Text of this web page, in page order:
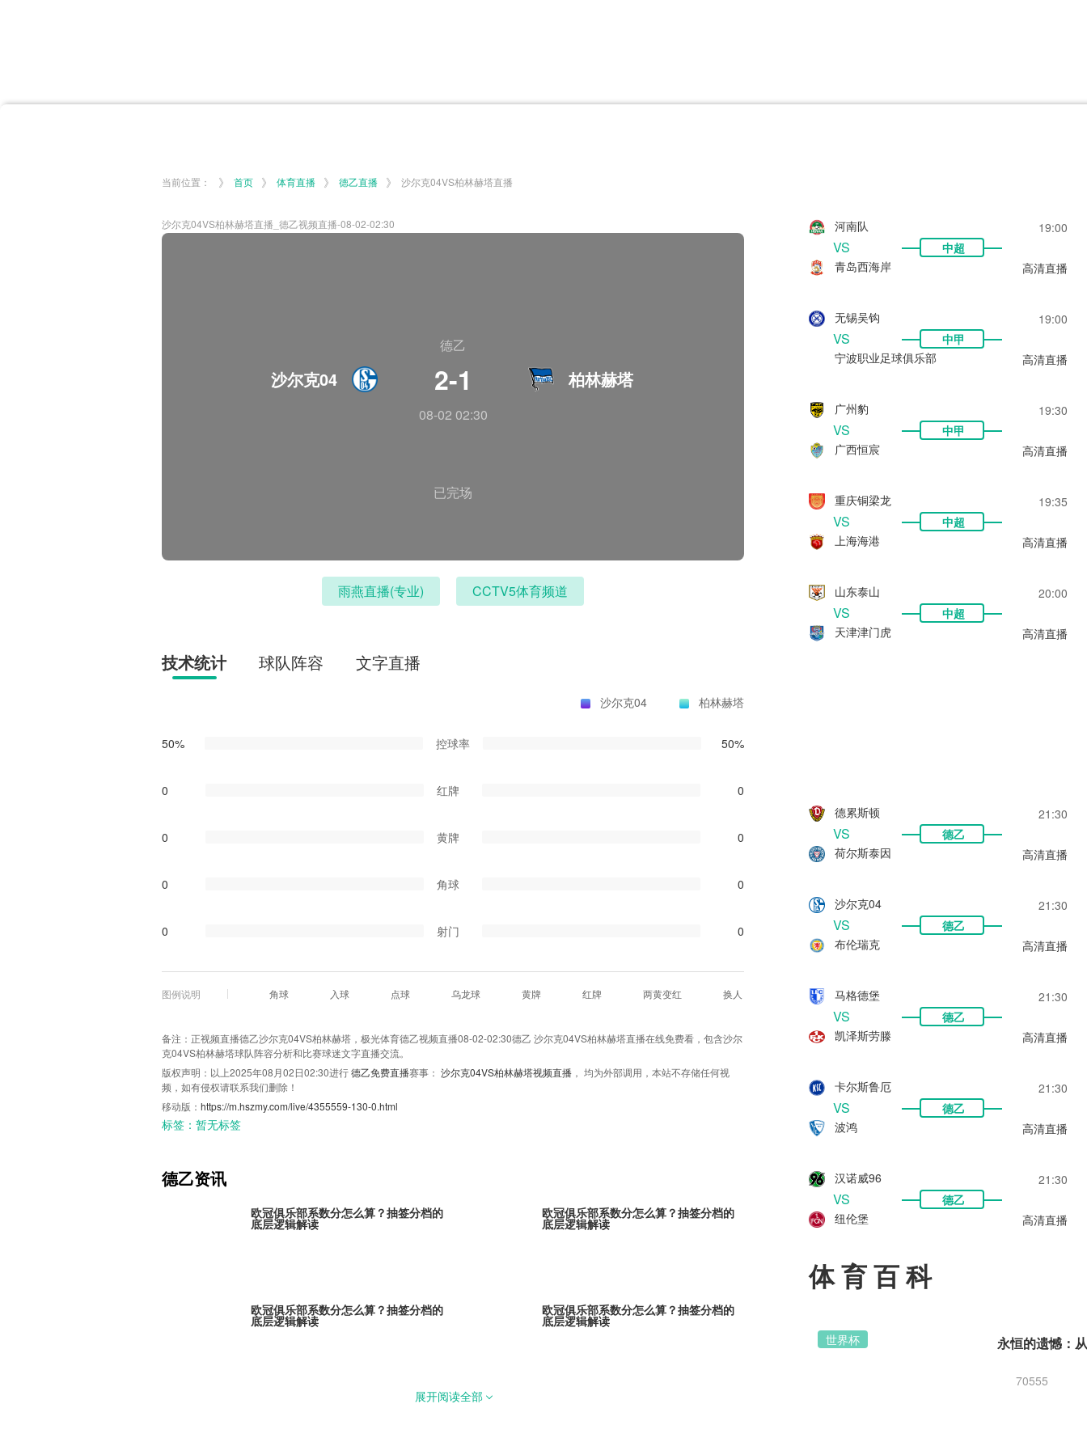
英超
德甲 西甲 法甲 美洲杯 韩K联 NBA 欧联杯 巴西甲
瑞典超
当前位置： 》 首页 》 体育直播 》 德乙直播 》 沙尔克04VS柏林赫塔直播
沙尔克04VS柏林赫塔直播_德乙视频直播-08-02-02:30
德乙
沙尔克04 2-1 柏林赫塔
08-02 02:30
已完场
雨燕直播(专业) CCTV5体育频道
技术统计 球队阵容 文字直播
沙尔克04 柏林赫塔
50% 控球率 50%
0 红牌 0
0 黄牌 0
0 角球 0
0 射门 0
图例说明 角球 入球 点球 乌龙球 黄牌 红牌 两黄变红 换人
备注：正视频直播德乙沙尔克04VS柏林赫塔，极光体育德乙视频直播08-02-02:30德乙 沙尔克04VS柏林赫塔直播在线免费看，包含沙尔
克04VS柏林赫塔球队阵容分析和比赛球迷文字直播交流。
版权声明：以上2025年08月02日02:30进行德乙免费直播赛事： 沙尔克04VS柏林赫塔视频直播 ， 均为外部调用，本站不存储任何视
频，如有侵权请联系我们删除！
移动版： https://m.hszmy.com/live/4355559-130-0.html
标签： 暂无标签
德乙资讯
欧冠俱乐部系数分怎么算？抽签分档的
底层逻辑解读
欧冠俱乐部系数分怎么算？抽签分档的
底层逻辑解读
欧冠俱乐部系数分怎么算？抽签分档的
底层逻辑解读
欧冠俱乐部系数分怎么算？抽签分档的
底层逻辑解读
欧冠俱乐部系数分怎么算？抽签分档的
展开阅读全部
河南队 19:00
VS
中超
青岛西海岸
高清直播
无锡吴钩 19:00
VS
中甲
宁波职业足球俱乐部
高清直播
广州豹 19:30
VS
中甲
广西恒宸
高清直播
重庆铜梁龙 19:35
VS
中超
上海海港
高清直播
山东泰山 20:00
VS
中超
天津津门虎
高清直播
德累斯顿 21:30
VS
德乙
荷尔斯泰因
高清直播
沙尔克04 21:30
VS
德乙
布伦瑞克
高清直播
马格德堡 21:30
VS
德乙
凯泽斯劳滕
高清直播
卡尔斯鲁厄 21:30
VS
德乙
波鸿
高清直播
汉诺威96 21:30
VS
德乙
纽伦堡
高清直播
体育百科
世界杯
70555